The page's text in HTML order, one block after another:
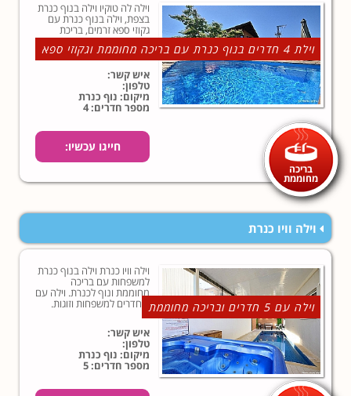
וילת 4 חדרים בנוף כנרת עם בריכה מחוממת וגקוזי ספא
בריכה
מחוממת
וילה לה טוקיו וילה בנוף כנרת
בצפת, וילה בנוף כנרת עם
גקוזי ספא זרמים, בריכת
שחייה המחוממת בחורף
וסאונה יבשה בחצר מטופחת.
למידע נוסף לחצו כאן!
איש קשר:
טלפון:
מיקום: נוף כנרת
מספר חדרים: 4
חייגו עכשיו:
וילה וויו כנרת
וילה עם 5 חדרים ובריכה מחוממת
וילה וויו כנרת וילה בנוף כנרת
למשפחות עם בריכה
מחוממת ונוף לכנרת. וילה עם
איש קשר:
טלפון:
מיקום: נוף כנרת
מספר חדרים: 5